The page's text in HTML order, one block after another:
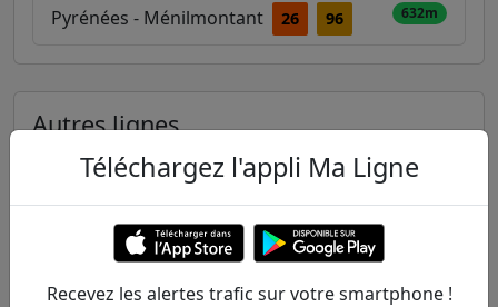
Pyrénées - Ménilmontant 26 96 632m
Autres lignes
Metro
2 3 3B 4
5 6 7 7B 8
Téléchargez l'appli Ma Ligne
Recevez les alertes trafic sur votre smartphone !